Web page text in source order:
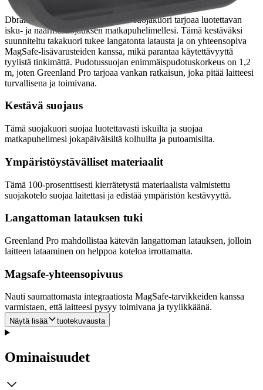
Dbramante1928:n Greenland Pro -suojakuori tarjoaa luotettavan
isku- ja naarmusuojauksen matkapuhelimellesi. Tämä kestäväksi
suunniteltu takakuori tukee langatonta latausta ja on yhteensopiva
MagSafe-lisävarusteiden kanssa, mikä parantaa käytettävyyttä
tyylistä tinkimättä. Pudotussuojan enimmäispudotuskorkeus on 1,2
m, joten Greenland Pro tarjoaa vankan ratkaisun, joka pitää laitteesi
turvallisena ja toimivana.
Kestävä suojaus
Tämä suojakuori suojaa luotettavasti iskuilta ja suojaa
matkapuhelimesi jokapäiväisiltä kolhuilta ja putoamisilta.
Ympäristöystävälliset materiaalit
Tämä 100-prosenttisesti kierrätetystä materiaalista valmistettu
suojakotelo suojaa laitettasi ja edistää ympäristön kestävyyttä.
Langattoman latauksen tuki
Greenland Pro mahdollistaa kätevän langattoman latauksen, jolloin
laitteen lataaminen on helppoa koteloa irrottamatta.
Magsafe-yhteensopivuus
Nauti saumattomasta integraatiosta MagSafe-tarvikkeiden kanssa
varmistaen, että laitteesi pysyy toimivana ja tyylikkäänä.
Näytä lisää tuotekuvausta
Ominaisuudet